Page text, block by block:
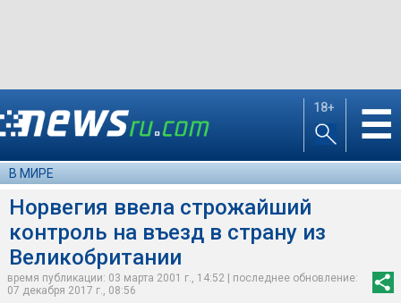
18+ ☰
В МИРЕ
Норвегия ввела строжайший
контроль на въезд в страну из
Великобритании
время публикации: 03 марта 2001 г., 14:52 | последнее обновление:
07 декабря 2017 г., 08:56